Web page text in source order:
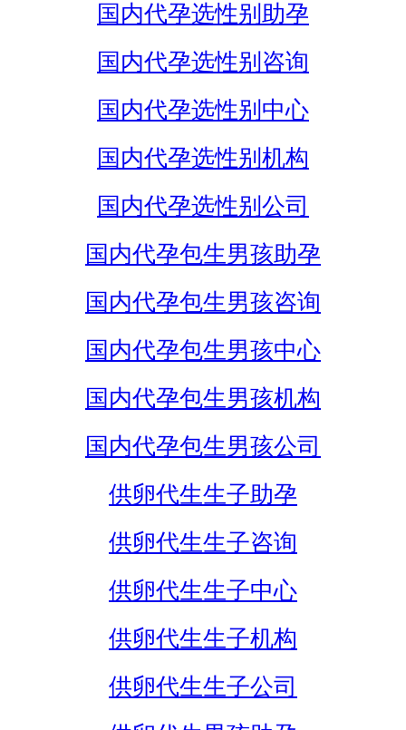
国内代孕选性别助孕
国内代孕选性别咨询
国内代孕选性别中心
国内代孕选性别机构
国内代孕选性别公司
国内代孕包生男孩助孕
国内代孕包生男孩咨询
国内代孕包生男孩中心
国内代孕包生男孩机构
国内代孕包生男孩公司
供卵代生生子助孕
供卵代生生子咨询
供卵代生生子中心
供卵代生生子机构
供卵代生生子公司